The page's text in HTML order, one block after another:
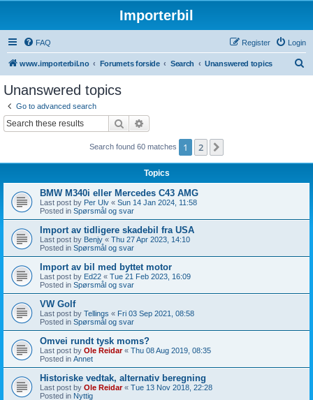
Importerbil
FAQ Login
Register
www.importerbil.no Forumets forside Search Unanswered topics
Unanswered topics
Go to advanced search
Search
Search found 60 matches 1 2
Topics
BMW M340i eller Mercedes C43 AMG
Last post by Per Ulv « Sun 14 Jan 2024, 11:58
Posted in Spørsmål og svar
Import av tidligere skadebil fra USA
Last post by Benjy « Thu 27 Apr 2023, 14:10
Posted in Spørsmål og svar
Import av bil med byttet motor
Last post by Ed22 « Tue 21 Feb 2023, 16:09
Posted in Spørsmål og svar
VW Golf
Last post by Tellings « Fri 03 Sep 2021, 08:58
Posted in Spørsmål og svar
Omvei rundt tysk moms?
Last post by Ole Reidar« Thu 08 Aug 2019, 08:35
Posted in Annet
Historiske vedtak, alternativ beregning
Last post by Ole Reidar« Tue 13 Nov 2018, 22:28
Posted in Nyttig